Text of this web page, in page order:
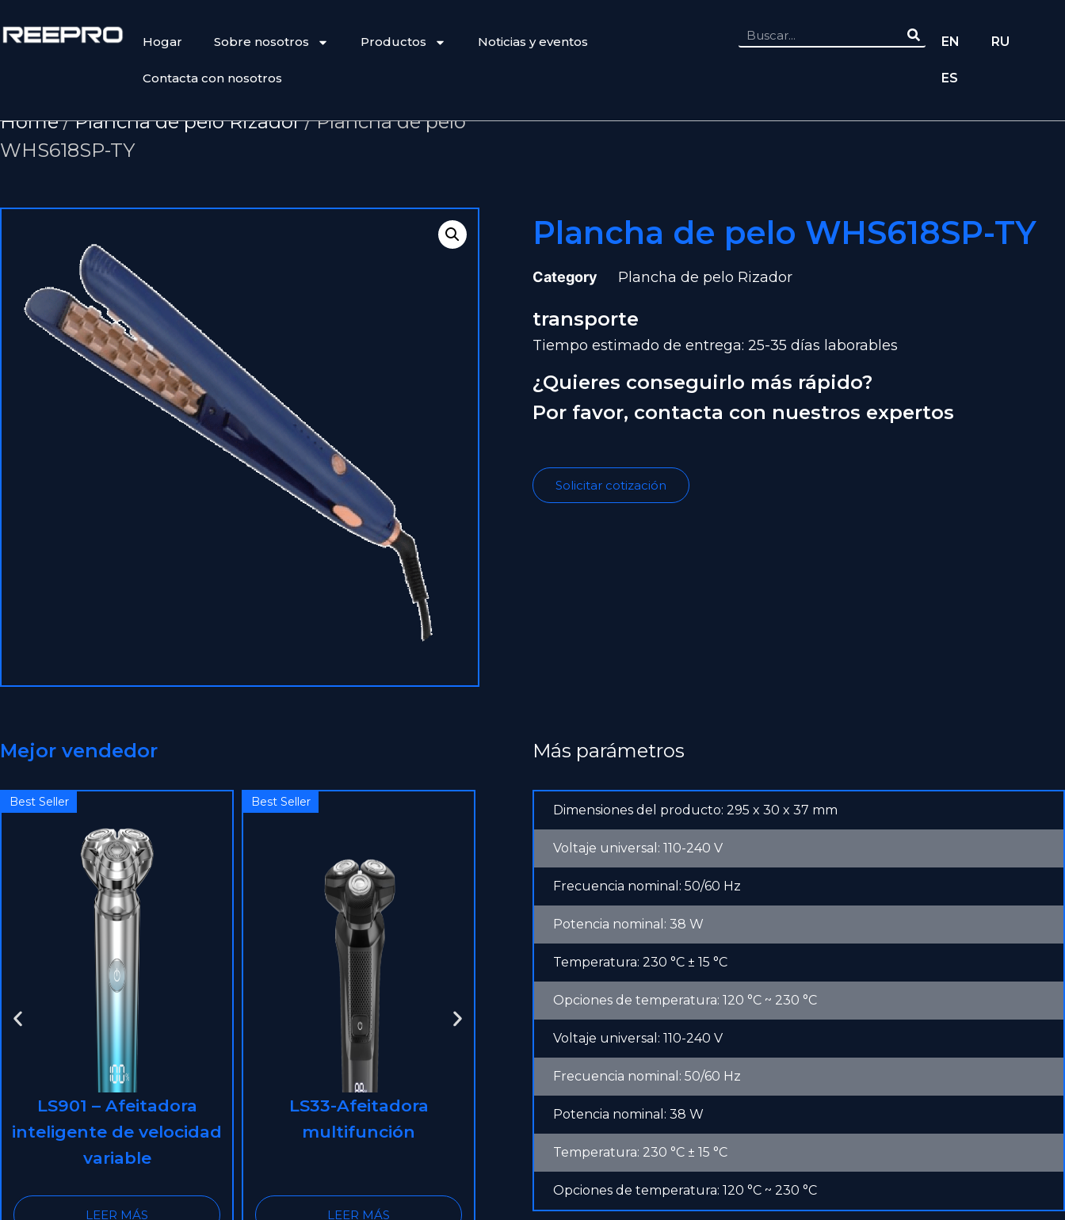
Hogar Sobre nosotros Productos Noticias y eventos
Contacta con nosotros
EN RU
ES
Home/Plancha de pelo Rizador/ Plancha de pelo
WHS618SP-TY
Plancha de pelo WHS618SP-TY
Category Plancha de pelo Rizador
transporte
Tiempo estimado de entrega: 25-35 días laborables
¿Quieres conseguirlo más rápido?
Por favor, contacta con nuestros expertos
Solicitar cotización
Mejor vendedor
LS33-Afeitadora
multifunción
LEER MÁS
Best Seller
LS32 – Afeitadora
impermeable con
LEER MÁS
Best Seller
Aspiradora para mascotas
LP60
LEER MÁS
impermeable RN6
LEER MÁS
Best Seller
versión
Más parámetros
Dimensiones del producto: 295 x 30 x 37 mm
Voltaje universal: 110-240 V
Frecuencia nominal: 50/60 Hz
Potencia nominal: 38 W
Temperatura: 230 °C ± 15 °C
Opciones de temperatura: 120 °C ~ 230 °C
Voltaje universal: 110-240 V
Frecuencia nominal: 50/60 Hz
Potencia nominal: 38 W
Temperatura: 230 °C ± 15 °C
Opciones de temperatura: 120 °C ~ 230 °C